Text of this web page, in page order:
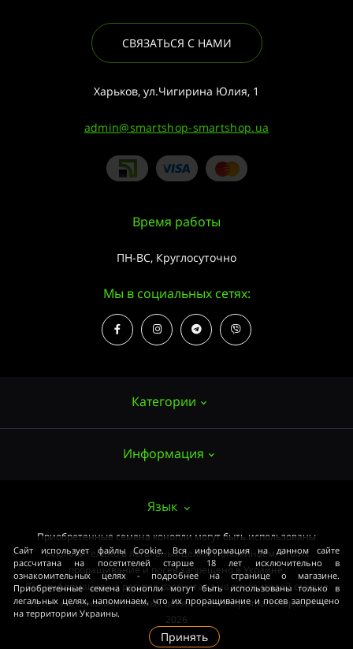
СВЯЗАТЬСЯ С НАМИ
Харьков, ул.Чигирина Юлия, 1
admin@smartshop-smartshop.ua
Категории
Мощные сорта
Медицинские сорта
Начинающим
ОПТ
Информация
Публичный договор (ОФЕРТА)
Оплата и доставка
Условия соглашения
Закон
Время работы
ПН-ВС, Круглосуточно
Мы в социальных сетях:
Язык
Приобретенные семена конопли могут быть использованы
исключительно в легальных целях. Напоминаем, что их
проращивание и посев запрещено в Украине.
Вся информация на ресурсе рассчитана на посетителей старше
18 лет и в ознакомительных целях. smartshop-smartshop.ua® ©
2026
Сайт использует файлы Cookie. Вся информация на данном сайте
рассчитана на посетителей старше 18 лет исключительно в
ознакомительных целях - подробнее на странице о магазине.
Приобретенные семена конопли могут быть использованы только в
легальных целях, напоминаем, что их проращивание и посев запрещено
на территории Украины.
Принять